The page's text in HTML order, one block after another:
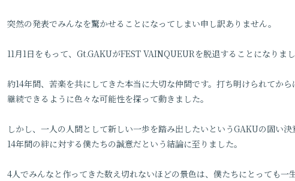
突然の発表でみんなを驚かせることになってしまい申し訳ありません。
11月1日をもって、Gt.GAKUがFEST VAINQUEURを脱退することになりまし
約14年間、苦楽を共にしてきた本当に大切な仲間です。打ち明けられてか
継続できるように色々な可能性を探って動きました。
しかし、一人の人間として新しい一歩を踏み出したいというGAKUの固い
14年間の絆に対する僕たちの誠意だという結論に至りました。
4人でみんなと作ってきた数え切れないほどの景色は、僕たちにとっても一